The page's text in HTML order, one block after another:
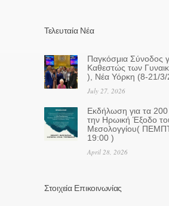
Τελευταία Νέα
Παγκόσμια Σύνοδος
Καθεστώς των
), Νέα Υόρκη (8-21/3/
July 27, 2026
Eκδήλωση για τα
την Ηρωική Έξοδο
Μεσολογγίου(
19:00 )
April 28, 2026
Στοιχεία Επικοινωνίας